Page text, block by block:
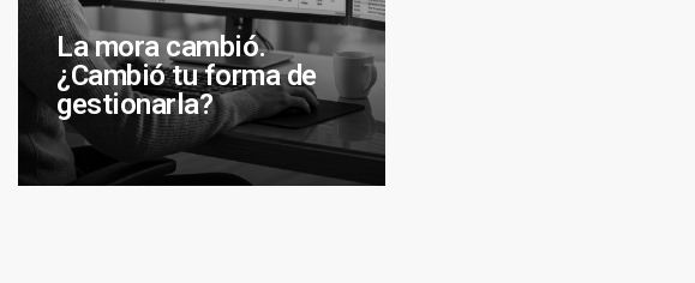
La mora cambió.
¿Cambió tu forma de
gestionarla?